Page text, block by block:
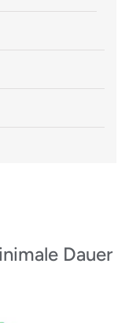
Dauer